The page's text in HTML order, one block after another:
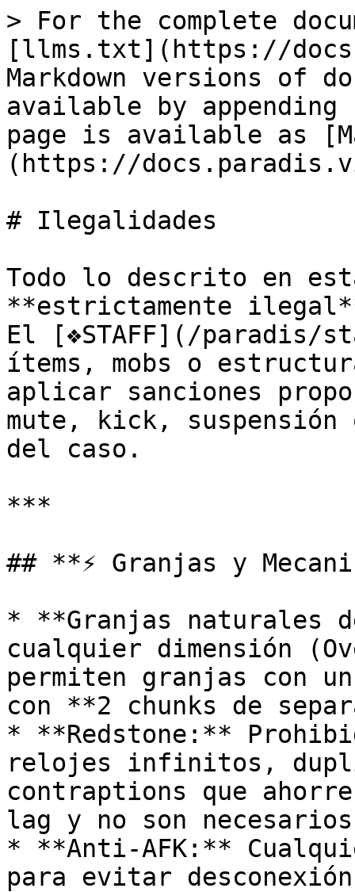
> For the complete
[llms.txt](https://
Markdown versions of
available by
page is available as
(https://
# Ilegalidades
Todo lo descrito en
**estrictamente
El [❖STAFF](/paradis/
ítems, mobs o
aplicar sanciones
mute, kick, suspensión
del caso.
***
## **⚡ Granjas y
* **Granjas naturales
cualquier dimensión
permiten granjas con
con **2 chunks de
* **Redstone:**
relojes infinitos,
contraptions que
lag y no son
* **Anti-AFK:**
para evitar